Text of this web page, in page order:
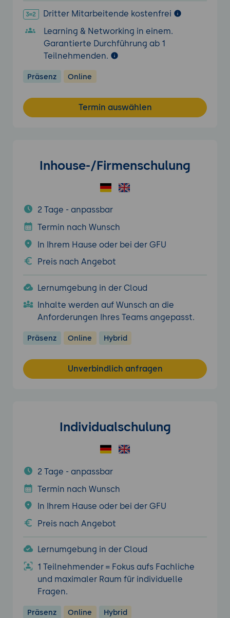
Dritter Mitarbeitende kostenfrei
Learning & Networking in einem.
Garantierte Durchführung ab 1
Teilnehmenden.
Präsenz Online
Termin auswählen
Inhouse-/Firmenschulung
2 Tage - anpassbar
Termin nach Wunsch
In Ihrem Hause oder bei der GFU
Preis nach Angebot
Lernumgebung in der Cloud
Inhalte werden auf Wunsch an die
Anforderungen Ihres Teams angepasst.
Präsenz Online Hybrid
Unverbindlich anfragen
Individualschulung
2 Tage - anpassbar
Termin nach Wunsch
In Ihrem Hause oder bei der GFU
Preis nach Angebot
Lernumgebung in der Cloud
1 Teilnehmender = Fokus aufs Fachliche
und maximaler Raum für individuelle
Fragen.
Präsenz Online Hybrid